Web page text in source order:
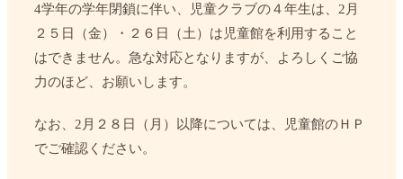
4学年の学年閉鎖に伴い、児童クラブの４年生は、2月
２５日（金）・２６日（土）は児童館を利用すること
はできません。急な対応となりますが、よろしくご協
力のほど、お願いします。
なお、2月２８日（月）以降については、児童館のＨＰ
でご確認ください。